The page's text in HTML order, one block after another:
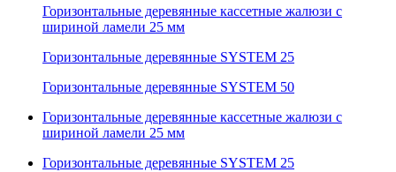
Горизонтальные деревянные кассетные жалюзи с
шириной ламели 25 мм
Горизонтальные деревянные SYSTEM 25
Горизонтальные деревянные SYSTEM 50
Горизонтальные деревянные кассетные жалюзи с
шириной ламели 25 мм
Горизонтальные деревянные SYSTEM 25